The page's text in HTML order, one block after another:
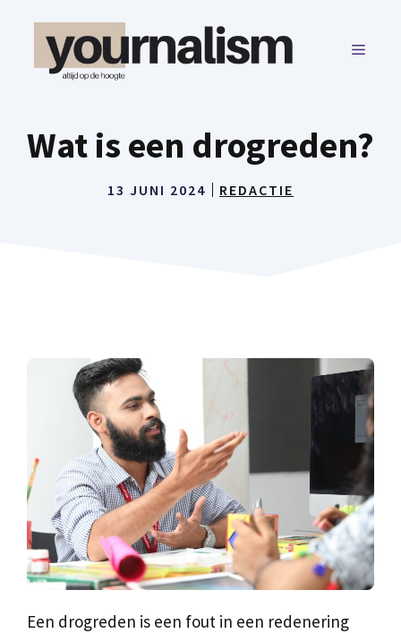
MENU
Wat is een drogreden?
13 JUNI 2024 REDACTIE
Een drogreden is een fout in een redenering